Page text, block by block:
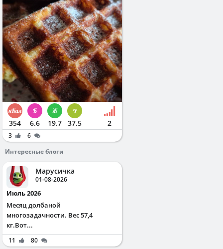
354 6.6 19.7 37.5 2
3
6
Интересные блоги
Марусичка
01-08-2026
Июль 2026
Месяц долбаной
многозадачности. Вес 57,4
кг.Вот...
11 80